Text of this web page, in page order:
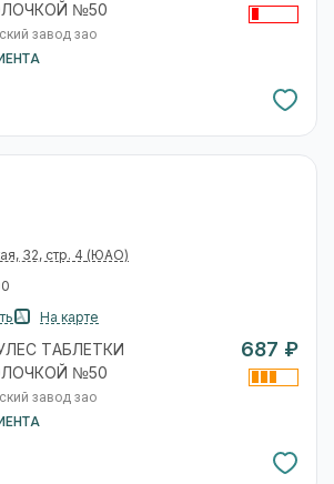
№50
завод зао
32, стр. 4 (ЮАО)
На карте
ТАБЛЕТКИ
№50
завод зао
687 ₽